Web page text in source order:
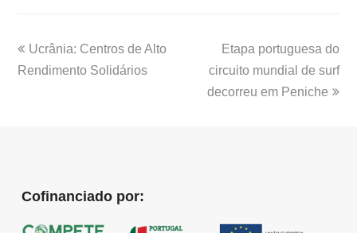
Etapa portuguesa do
circuito mundial de surf
decorreu em Peniche
Ucrânia: Centros de Alto
Rendimento Solidários
Cofinanciado por: